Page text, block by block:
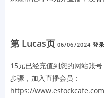
第 Lucas页 06/06/2024 登
15元已经充值到您的网站账
步骤，加入直播会员：
https://